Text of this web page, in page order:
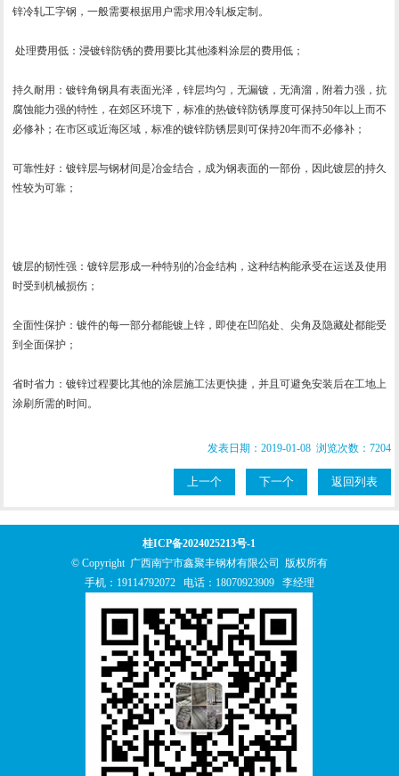
锌冷轧工字钢，一般需要根据用户需求用冷轧板定制。
处理费用低：浸镀锌防锈的费用要比其他漆料涂层的费用低；
持久耐用：镀锌角钢具有表面光泽，锌层均匀，无漏镀，无滴溜，附着力强，抗
腐蚀能力强的特性，在郊区环境下，标准的热镀锌防锈厚度可保持50年以上而不
必修补；在市区或近海区域，标准的镀锌防锈层则可保持20年而不必修补；
可靠性好：镀锌层与钢材间是冶金结合，成为钢表面的一部份，因此镀层的持久
性较为可靠；
镀层的韧性强：镀锌层形成一种特别的冶金结构，这种结构能承受在运送及使用
时受到机械损伤；
全面性保护：镀件的每一部分都能镀上锌，即使在凹陷处、尖角及隐藏处都能受
到全面保护；
省时省力：镀锌过程要比其他的涂层施工法更快捷，并且可避免安装后在工地上
涂刷所需的时间。
发表日期：2019-01-08 浏览次数：7204
上一个 下一个 返回列表
桂ICP备2024025213号-1
© Copyright 广西南宁市鑫聚丰钢材有限公司 版权所有
手机： 19114792072电话： 18070923909李经理